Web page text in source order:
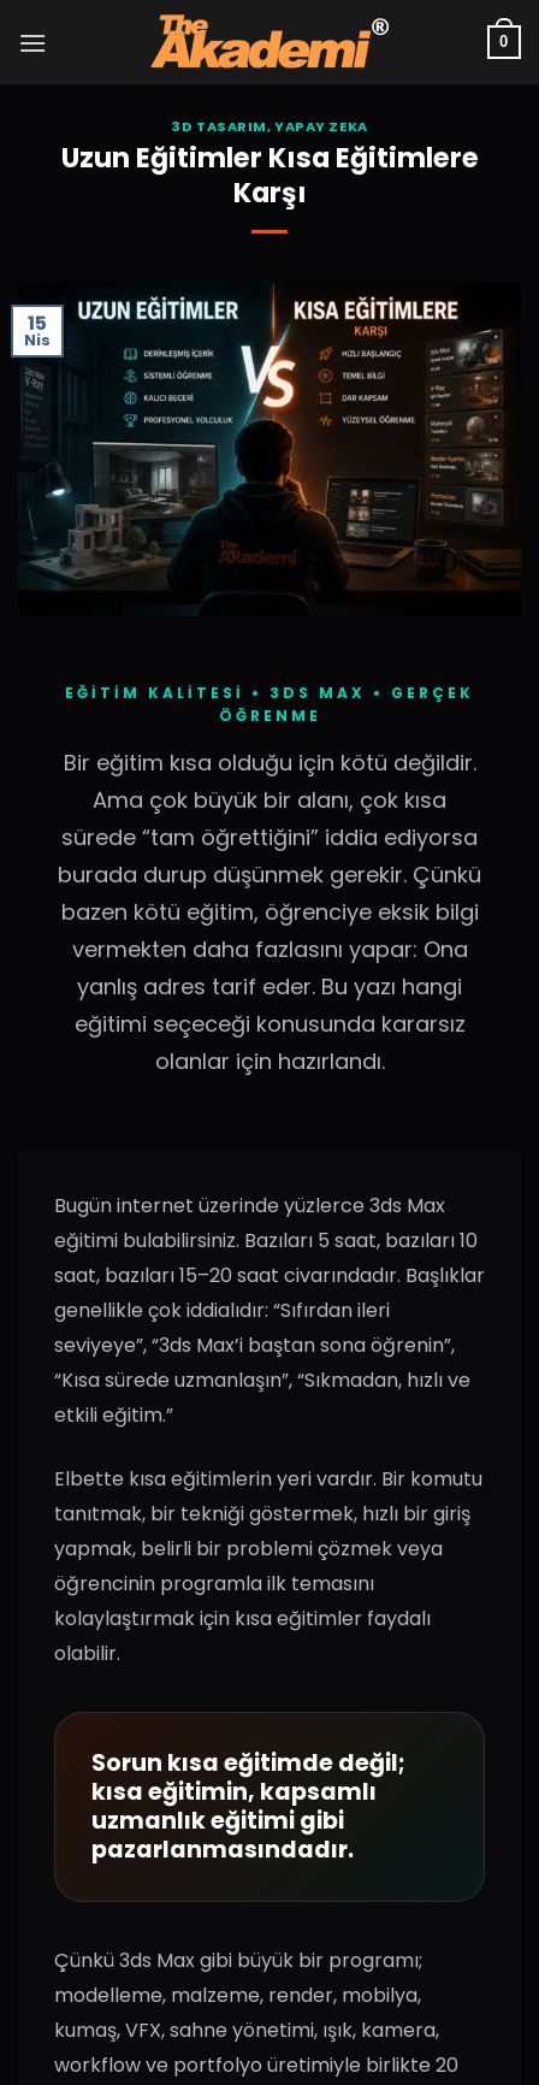
atla
0
3D TASARIM,YAPAY ZEKA
Uzun Eğitimler Kısa Eğitimlere
Karşı
15
Nis
EĞITIM KALITESI • 3DS MAX • GERÇEK
ÖĞRENME
Bir eğitim kısa olduğu için kötü değildir.
Ama çok büyük bir alanı, çok kısa
sürede “tam öğrettiğini” iddia ediyorsa
burada durup düşünmek gerekir. Çünkü
bazen kötü eğitim, öğrenciye eksik bilgi
vermekten daha fazlasını yapar: Ona
yanlış adres tarif eder. Bu yazı hangi
eğitimi seçeceği konusunda kararsız
olanlar için hazırlandı.
Bugün internet üzerinde yüzlerce 3ds Max
eğitimi bulabilirsiniz. Bazıları 5 saat, bazıları 10
saat, bazıları 15–20 saat civarındadır. Başlıklar
genellikle çok iddialıdır: “Sıfırdan ileri
seviyeye”, “3ds Max’i baştan sona öğrenin”,
“Kısa sürede uzmanlaşın”, “Sıkmadan, hızlı ve
etkili eğitim.”
Elbette kısa eğitimlerin yeri vardır. Bir komutu
tanıtmak, bir tekniği göstermek, hızlı bir giriş
yapmak, belirli bir problemi çözmek veya
öğrencinin programla ilk temasını
kolaylaştırmak için kısa eğitimler faydalı
olabilir.
Sorun kısa eğitimde değil;
kısa eğitimin, kapsamlı
uzmanlık eğitimi gibi
pazarlanmasındadır.
Çünkü 3ds Max gibi büyük bir programı;
modelleme, malzeme, render, mobilya,
kumaş, VFX, sahne yönetimi, ışık, kamera,
workflow ve portfolyo üretimiyle birlikte 20